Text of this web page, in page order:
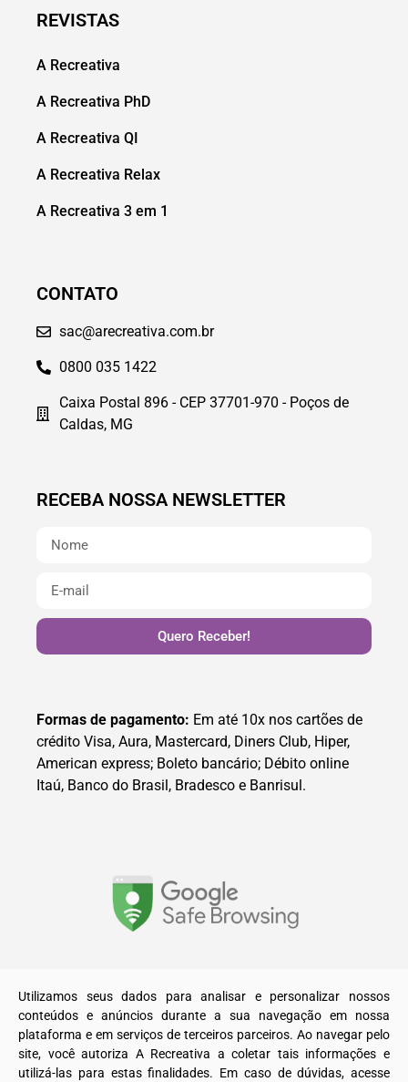
REVISTAS
A Recreativa
A Recreativa PhD
A Recreativa QI
A Recreativa Relax
A Recreativa 3 em 1
CONTATO
sac@arecreativa.com.br
0800 035 1422
Caixa Postal 896 - CEP 37701-970 - Poços de
Caldas, MG
RECEBA NOSSA NEWSLETTER
Quero Receber!
Formas de pagamento: Em até 10x nos cartões de
crédito Visa, Aura, Mastercard, Diners Club, Hiper,
American express; Boleto bancário; Débito online
Itaú, Banco do Brasil, Bradesco e Banrisul.
© 2025. Todos os direitos reservados a A Recreativa LTDA.
Utilizamos seus dados para analisar e personalizar nossos
conteúdos e anúncios durante a sua navegação em nossa
plataforma e em serviços de terceiros parceiros. Ao navegar pelo
site, você autoriza A Recreativa a coletar tais informações e
utilizá-las para estas finalidades. Em caso de dúvidas, acesse